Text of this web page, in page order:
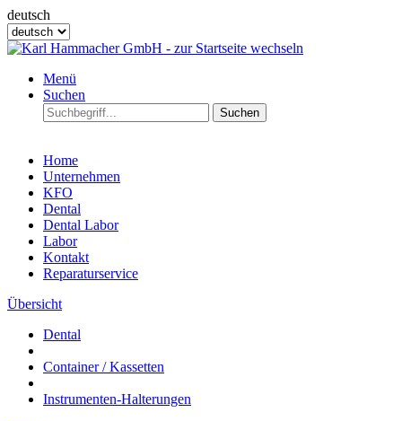
deutsch
Menü
Suchen
Suchen
Home
Unternehmen
KFO
Dental
Dental Labor
Labor
Kontakt
Reparaturservice
Übersicht
Dental
Container / Kassetten
Instrumenten-Halterungen